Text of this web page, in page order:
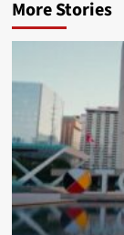
More Stories